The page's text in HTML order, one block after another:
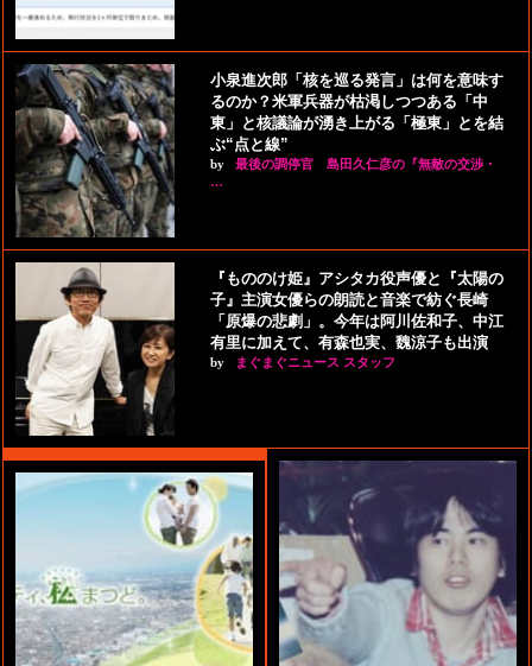
小泉進次郎「核を巡る発言」は何を意味す
るのか？米軍兵器が枯渇しつつある「中
東」と核議論が湧き上がる「極東」とを結
ぶ“点と線”
by
最後の調停官 島田久仁彦の『無敵の交渉・
…
『もののけ姫』アシタカ役声優と『太陽の
子』主演女優らの朗読と音楽で紡ぐ長崎
「原爆の悲劇」。今年は阿川佐和子、中江
有里に加えて、有森也実、魏涼子も出演
by まぐまぐニュース スタッフ